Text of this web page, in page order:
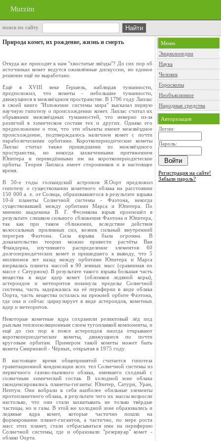
Murzim
поиск по сайту
Природа комет, их рождение, жизнь и смерть
Откуда же приходят к нам "хвостатые звёзды"? До сих пор об
источниках комет ведутся оживлённые дискуссии, но единое
решение ещё не выработано.
Ещё в XVIII веке Гершель, наблюдая туманности,
предположил, что кометы - небольшие туманности,
движущиеся в межзвёздном пространстве. В 1796 году Лаплас
в своей книге "Изложение системы мира" высказал первую
научную гипотезу о происхождении комет. Лаплас считал их
обрывками межзвёздных туманностей, что неверно из-за
различий в химическом составе тех и других. Однако его
предположение о том, что эти объекты имеют межзвёздное
происхождение, подтверждалось наличием комет с почти
параболическими орбитами. Короткопериодические кометы
Лаплас считал также пришедшими из межзвёздного
пространства, но некогда захваченными притяжением
Юпитера и переведёнными им на короткопериодические
орбиты. Теория Лапласа имеет сторонников и в настоящее
время.
В 50-е годы голландский астроном Я.Оорт предложил
гипотезу о существовании кометного облака на расстоянии
150 000 а. е. от Солнца, образовавшегося в результате взрыва
10-й планеты Солнечной системы - Фаэтона, некогда
существовавшей между орбитами Марса и Юпитера. По
мнению академика В. Г. Фесенкова взрыв произошёл в
результате слишком сильного сближения Фаэтона и Юпитера,
так как при таком сближении, вследствие действия
колоссальных приливных сил, возник сильный внутренний
перегрев Фаэтона. Сила взрыва была огромна. В
доказательство теории можно привести расчёты Ван
Фландерна, изучившего распределение элементов 60
долгопериодических комет и пришедшего к выводу, что 5
миллионов лет назад между орбитами Юпитера и Марса
взорвалась планета массой в 90 земных масс (сравнимая по
массе с Сатурном). В результате такого взрыва большая часть
вещества в виде ядер комет (обломков ледяной коры),
астероидов и метеоритов покинула пределы Солнечной
системы, часть задержалась на её периферии в виде облака
Оорта, часть вещества осталась на прежней орбите Фаэтона,
где она и сейчас циркулирует в виде астероидов, кометных
ядер и метеоритов.
Некоторые кометные ядра сохранили реликтовый лёд под
рыхлым теплоизоляционным слоем тугоплавкой компоненты, и
ещё до сих пор в поясе астероидов иногда открывают
короткопериодические кометы, движущиеся по почти
круговым орбитам. Примером такой кометы может быть
комета Смирновой - Чёрных, открытая в 1975 году.
В настоящее время общепринятой считается гипотеза
гравитационной конденсации всех тел Солнечной системы из
первичного газово-пылевого облака, имевшего сходный с
солнечным химический состав. В холодной зоне облака
сконденсировались планеты-гиганты: Юпитер, Сатурн, Уран,
Нептун. Они вобрали в себя наиболее обильные элементы
протопланетного облака, в результате чего их массы возросли
настолько, что они стали захватывать не только твёрдые
частицы, но и газы. В этой же холодной зоне образовались и
ледяные ядра комет, которые частично пошли на
формирование планет-гигантов, а частично, по мере роста
масс этих планет, стали отбрасываться ими на периферию
Солнечной системы, где и образовали "резервуар" комет -
облако Оорта.
Меню
Энциклопедии
Наука
Человек
Гороскопы
Необъяснимое
Народные средства
Авторизация
Логин:
Пароль:
Регистрация на сайте!
Забыли пароль?